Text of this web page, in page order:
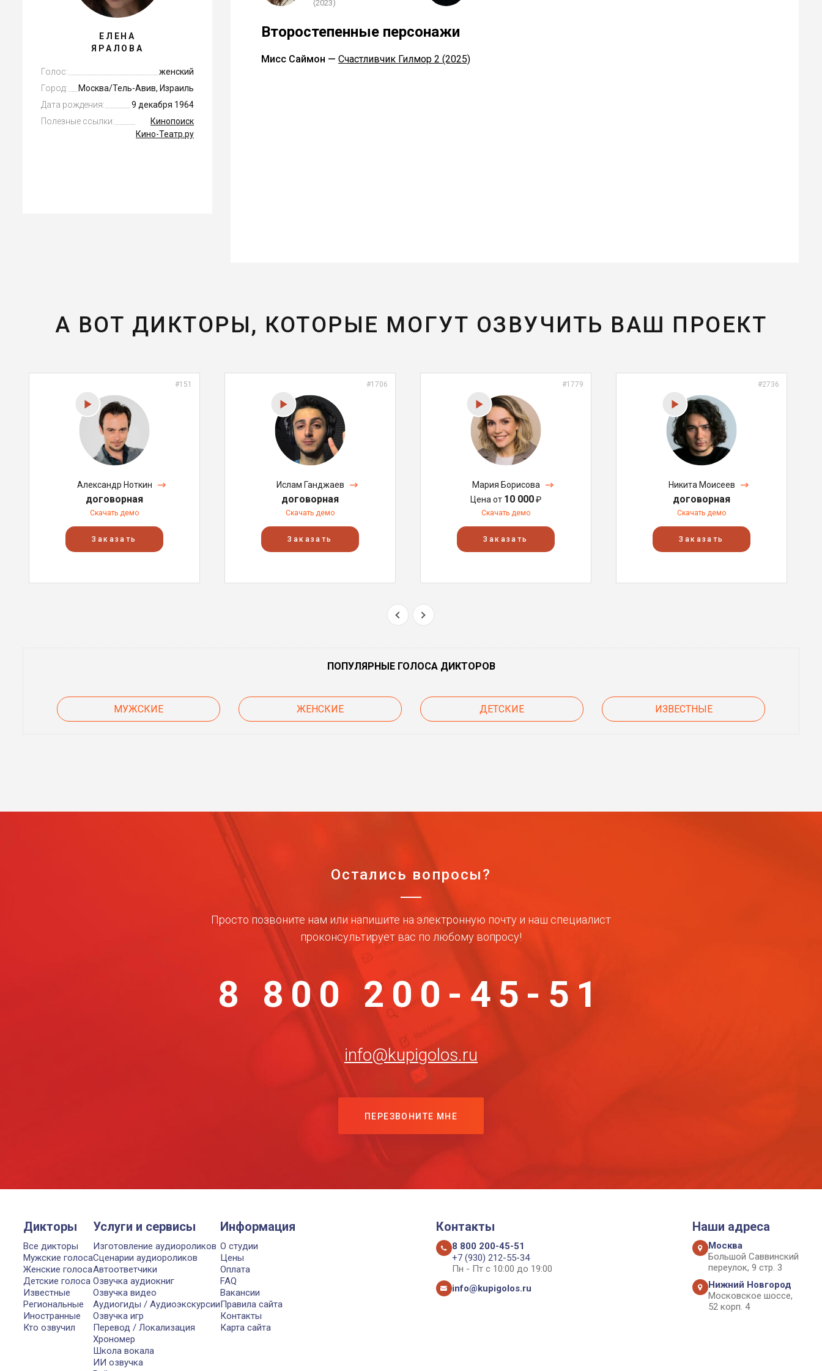
ЕЛЕНА
ЯРАЛОВА
Голос:
женский
Город:
Москва/Тель-Авив, Израиль
Дата рождения:
9 декабря 1964
Полезные ссылки:
Кинопоиск
Кино-Театр.ру
(2023)
Второстепенные персонажи
Мисс Саймон — Счастливчик Гилмор 2 (2025)
А ВОТ ДИКТОРЫ, КОТОРЫЕ МОГУТ ОЗВУЧИТЬ ВАШ ПРОЕКТ
#151
Александр Ноткин
договорная
Скачать демо
Заказать
#1706
Ислам Ганджаев
договорная
Скачать демо
Заказать
#1779
Мария Борисова
Цена от 10 000₽
Скачать демо
Заказать
#2736
Никита Моисеев
договорная
Скачать демо
Заказать
ПОПУЛЯРНЫЕ ГОЛОСА ДИКТОРОВ
МУЖСКИЕ ЖЕНСКИЕ ДЕТСКИЕ ИЗВЕСТНЫЕ
Остались вопросы?
Просто позвоните нам или напишите на электронную почту и наш специалист
проконсультирует вас по любому вопросу!
8 800 200-45-51
info@kupigolos.ru
ПЕРЕЗВОНИТЕ МНЕ
Дикторы
Все дикторы
Мужские голоса
Женские голоса
Детские голоса
Известные
Региональные
Иностранные
Кто озвучил
Услуги и сервисы
Изготовление аудиороликов
Сценарии аудиороликов
Автоответчики
Озвучка аудиокниг
Озвучка видео
Аудиогиды / Аудиоэкскурсии
Озвучка игр
Перевод / Локализация
Хрономер
Школа вокала
ИИ озвучка
Информация
О студии
Цены
Оплата
FAQ
Вакансии
Правила сайта
Контакты
Карта сайта
Контакты
8 800 200-45-51
+7 (930) 212-55-34
Пн - Пт с 10:00 до 19:00
info@kupigolos.ru
Наши адреса
Москва
Большой Саввинский
переулок, 9 стр. 3
Нижний Новгород
Московское шоссе,
52 корп. 4